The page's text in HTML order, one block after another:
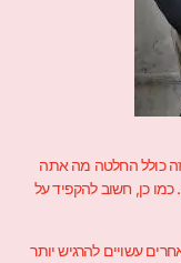
זה כולל החלטה מה אתה
כן, חשוב להקפיד על
עשויים להרגיש יותר